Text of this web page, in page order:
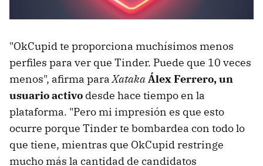
"OkCupid te proporciona muchísimos menos
perfiles para ver que Tinder. Puede que 10 veces
menos", afirma paraXatakaÁlex Ferrero, un
usuario activo desde hace tiempo en la
plataforma. "Pero mi impresión es que esto
ocurre porque Tinder te bombardea con todo lo
que tiene, mientras que OkCupid restringe
mucho más la cantidad de candidatos